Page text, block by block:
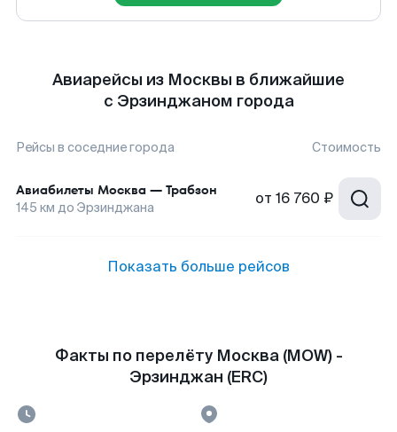
Авиарейсы из Москвы в ближайшие
с Эрзинджаном города
Рейсы в соседние города Стоимость
Авиабилеты Москва — Трабзон
145 км до Эрзинджана от 16 760 ₽
Показать больше рейсов
Факты по перелёту Москва (MOW) -
Эрзинджан (ERC)